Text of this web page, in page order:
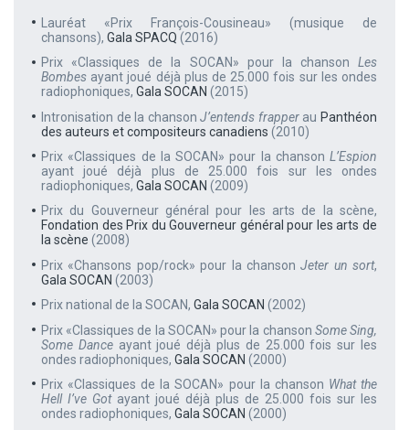
Lauréat «Prix François-Cousineau» (musique de
chansons), Gala SPACQ (2016)
Prix «Classiques de la SOCAN» pour la chanson Les
Bombes ayant joué déjà plus de 25.000 fois sur les ondes
radiophoniques, Gala SOCAN (2015)
Intronisation de la chansonJ’entends frapperau Panthéon
des auteurs et compositeurs canadiens (2010)
Prix «Classiques de la SOCAN» pour la chanson L’Espion
ayant joué déjà plus de 25.000 fois sur les ondes
radiophoniques, Gala SOCAN (2009)
Prix du Gouverneur général pour les arts de la scène,
Fondation des Prix du Gouverneur général pour les arts de
la scène (2008)
Prix «Chansons pop/rock» pour la chansonJeter un sort,
Gala SOCAN (2003)
Prix national de la SOCAN, Gala SOCAN (2002)
Prix «Classiques de la SOCAN» pour la chanson Some Sing,
Some Danceayant joué déjà plus de 25.000 fois sur les
ondes radiophoniques, Gala SOCAN (2000)
Prix «Classiques de la SOCAN» pour la chanson What the
Hell I’ve Gotayant joué déjà plus de 25.000 fois sur les
ondes radiophoniques, Gala SOCAN (2000)